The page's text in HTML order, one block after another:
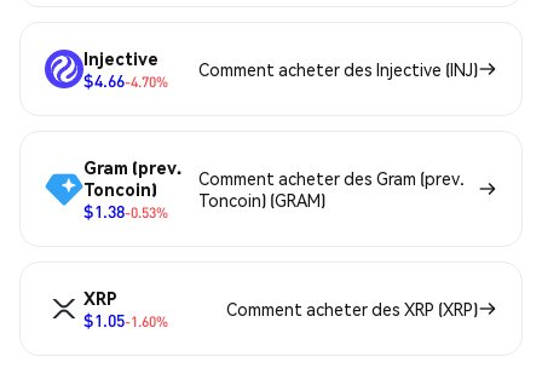
Injective
$4.66-4.70%
Comment acheter des Injective (INJ)
Gram (prev.
Toncoin)
$1.38-0.53%
Comment acheter des Gram (prev.
Toncoin) (GRAM)
XRP
$1.05-1.60%
Comment acheter des XRP (XRP)